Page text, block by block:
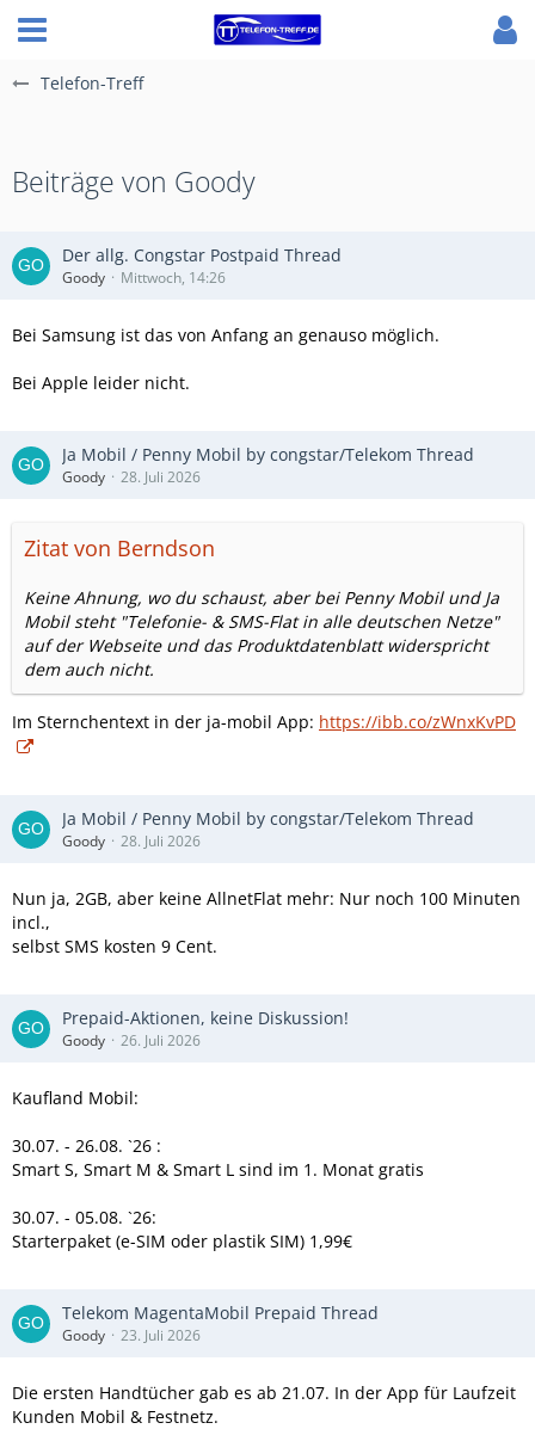
Telefon-Treff
Beiträge von Goody
Der allg. Congstar Postpaid Thread
Goody Mittwoch, 14:26
Bei Samsung ist das von Anfang an genauso möglich.
Bei Apple leider nicht.
Ja Mobil / Penny Mobil by congstar/Telekom Thread
Goody 28. Juli 2026
Zitat von Berndson
Keine Ahnung, wo du schaust, aber bei Penny Mobil und Ja
Mobil steht "Telefonie- & SMS-Flat in alle deutschen Netze"
auf der Webseite und das Produktdatenblatt widerspricht
dem auch nicht.
Im Sternchentext in der ja-mobil App: https://ibb.co/zWnxKvPD
Ja Mobil / Penny Mobil by congstar/Telekom Thread
Goody 28. Juli 2026
Nun ja, 2GB, aber keine AllnetFlat mehr: Nur noch 100 Minuten
incl.,
selbst SMS kosten 9 Cent.
Prepaid-Aktionen, keine Diskussion!
Goody 26. Juli 2026
Kaufland Mobil:
30.07. - 26.08. `26 :
Smart S, Smart M & Smart L sind im 1. Monat gratis
30.07. - 05.08. `26:
Starterpaket (e-SIM oder plastik SIM) 1,99€
Telekom MagentaMobil Prepaid Thread
Goody 23. Juli 2026
Die ersten Handtücher gab es ab 21.07. In der App für Laufzeit
Kunden Mobil & Festnetz.